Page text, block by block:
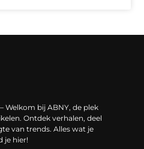
– Welkom bij ABNY, de plek
Ontdek verhalen, deel
van trends. Alles wat je
je hier!